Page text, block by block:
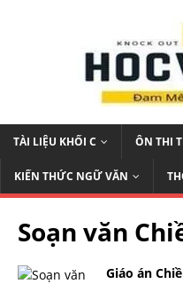
TÀI LIỆU KHỐI C ÔN THI
KIẾN THỨC NGỮ VĂN
Soạn văn
Giáo án